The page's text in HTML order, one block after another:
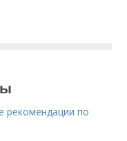
рекомендации по